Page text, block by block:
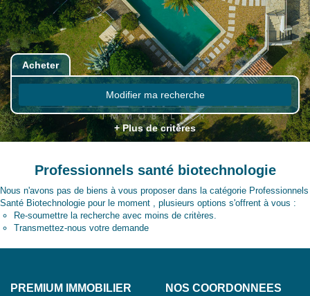
Acheter
Modifier ma recherche
+ Plus de critères
Professionnels santé biotechnologie
Nous n'avons pas de biens à vous proposer dans la catégorie Professionnels
Santé Biotechnologie pour le moment , plusieurs options s'offrent à vous :
Re-soumettre la recherche avec moins de critères.
Transmettez-nous votre demande
PREMIUM IMMOBILIER NOS COORDONNÉES